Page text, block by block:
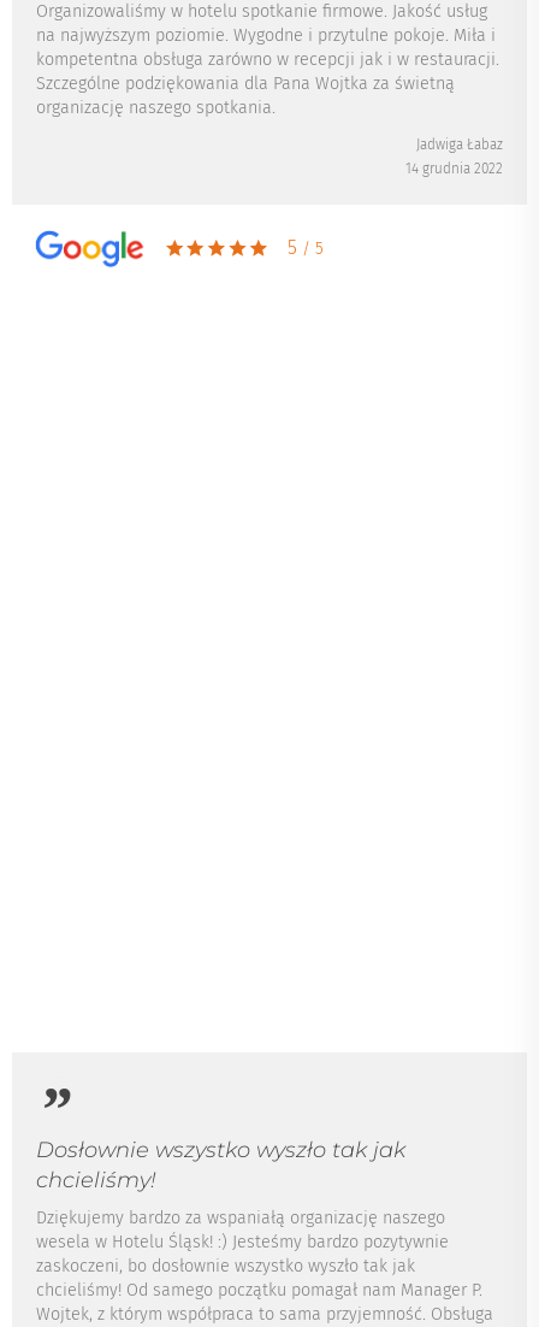
Organizowaliśmy w hotelu spotkanie firmowe. Jakość usług
na najwyższym poziomie. Wygodne i przytulne pokoje. Miła i
kompetentna obsługa zarówno w recepcji jak i w restauracji.
Szczególne podziękowania dla Pana Wojtka za świetną
organizację naszego spotkania.
Jadwiga Łabaz
14 grudnia 2022
5 / 5
Dosłownie wszystko wyszło tak jak
chcieliśmy!
Dziękujemy bardzo za wspaniałą organizację naszego
wesela w Hotelu Śląsk! :) Jesteśmy bardzo pozytywnie
zaskoczeni, bo dosłownie wszystko wyszło tak jak
chcieliśmy! Od samego początku pomagał nam Manager P.
Wojtek, z którym współpraca to sama przyjemność. Obsługa